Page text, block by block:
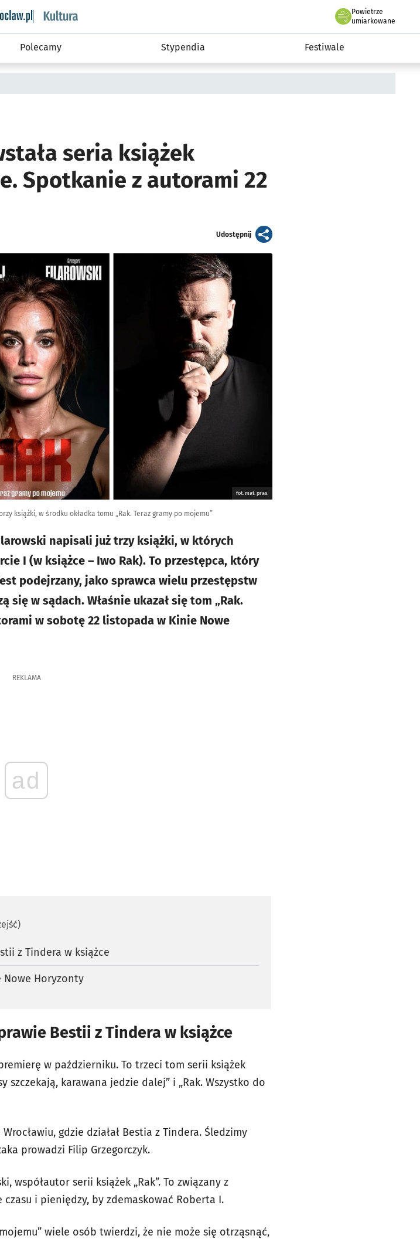
informacyjny wroclaw.pl podserwis: Kultura
Powietrze
we Wrocławiu
umiarkowane
Polecamy Stypendia Festiwale
seria książek
Spotkanie z autorami 22
Udostępnijartykuł
fot. mat. pras.
książki, w środku okładka tomu „Rak. Teraz gramy po mojemu”
napisali już trzy książki, w których
I (w książce – Iwo Rak). To przestępca, który
podejrzany, jako sprawca wielu przestępstw
w sądach. Właśnie ukazał się tom „Rak.
w sobotę 22 listopada w Kinie Nowe
REKLAMA
ad
z Tindera w książce
Nowe Horyzonty
Bestii z Tindera w książce
w październiku. To trzeci tom serii książek
karawana jedzie dalej” i „Rak. Wszystko do
gdzie działał Bestia z Tindera. Śledzimy
prowadzi Filip Grzegorczyk.
współautor serii książek „Rak”. To związany z
i pieniędzy, by zdemaskować Roberta I.
wiele osób twierdzi, że nie może się otrząsnąć,